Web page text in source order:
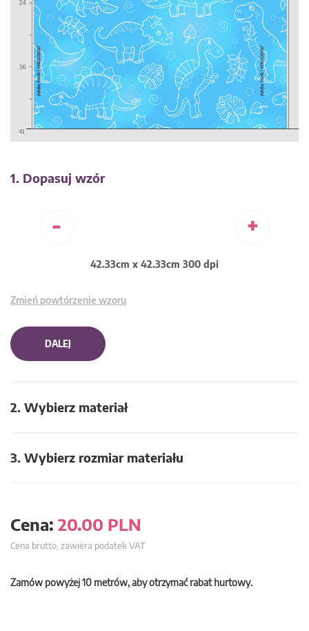
1. Dopasuj wzór
- +
42.33cm x 42.33cm 300 dpi
Zmień powtórzenie wzoru
DALEJ
2. Wybierz materiał
3. Wybierz rozmiar materiału
Cena: 20.00 PLN
Cena brutto, zawiera podatek VAT
Zamów powyżej 10 metrów, aby otrzymać rabat hurtowy.